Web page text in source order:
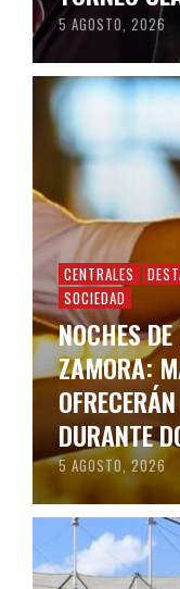
5 AGOSTO, 2026
CENTRALES
SOCIEDAD
NOCHES
ZAMORA:
DURANTE
5 AGOSTO, 2026